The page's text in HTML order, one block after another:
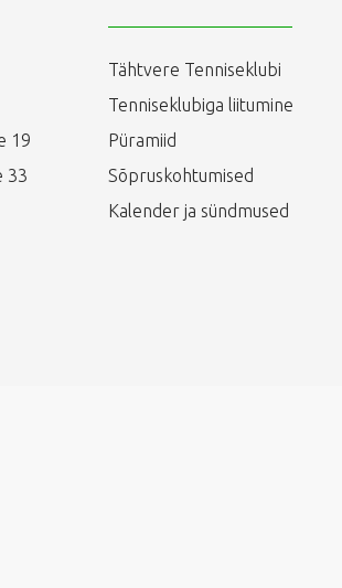
19
33
Tähtvere Tenniseklubi
Tenniseklubiga liitumine
Püramiid
Sõpruskohtumised
Kalender ja sündmused